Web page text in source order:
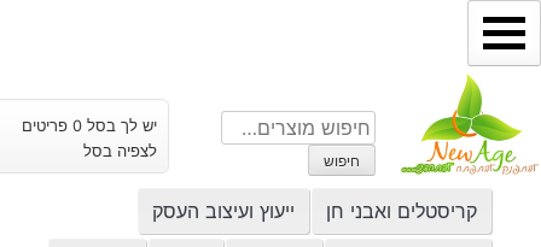
דילוג
לתוכן
חיפוש
עבור:
חיפוש
יש לך בסל 0 פריטים
לצפיה בסל
קריסטלים ואבני חן ייעוץ ועיצוב העסק